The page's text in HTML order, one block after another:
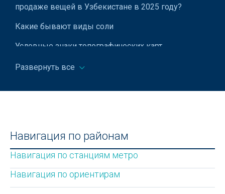
продаже вещей в Узбекистане в 2025 году?
Какие бывают виды соли
Условные знаки топографических карт
Бенто-торт: что это такое и как его приготовить
Как выбрать очиститель воздуха
Техническое оборудование для учебного центра:
что необходимо приобрести
Развернуть все
Навигация по районам
Навигация по станциям метро
Навигация по ориентирам